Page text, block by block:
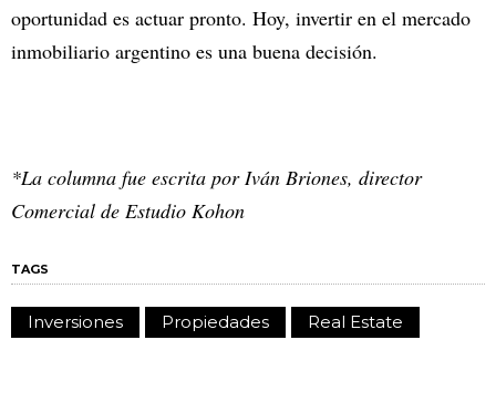
oportunidad es actuar pronto. Hoy, invertir en el mercado
inmobiliario argentino es una buena decisión.
*La columna fue escrita por Iván Briones, director
Comercial de Estudio Kohon
TAGS
Inversiones Propiedades Real Estate